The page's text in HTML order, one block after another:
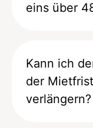
eins über
Kann ich
der
verlängern?